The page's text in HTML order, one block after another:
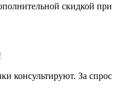
скидкой при
консультируют. За спрос